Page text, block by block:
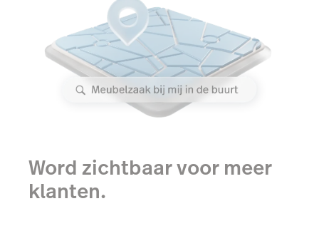
Word zichtbaar voor meer
klanten.